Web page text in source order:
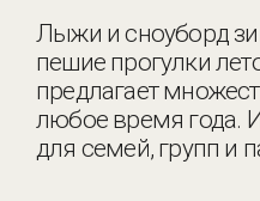
Лыжи и сноуборд
пешие прогулки
предлагает
любое время года.
для семей, групп и